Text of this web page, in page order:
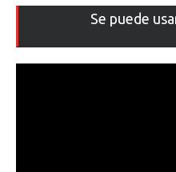
Se puede